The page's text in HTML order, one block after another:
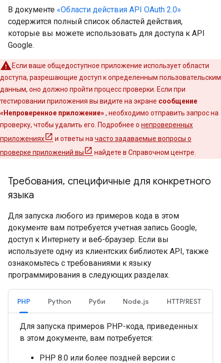
В документе «Области действия API OAuth 2.0»
содержится полный список областей действия,
которые вы можете использовать для доступа к API
Google.
Если ваше общедоступное приложение использует области
доступа, разрешающие доступ к определенным пользовательским
данным, оно должно пройти процесс проверки. Если при
тестировании приложения вы видите на экране сообщение
«Непроверенное приложение», необходимо отправить запрос на
проверку, чтобы удалить его. Подробнее о непроверенных
приложениях
и ответы на часто задаваемые вопросы о
проверке приложений вы
найдете в Справочном центре.
Требования, специфичные для конкретного
языка
Для запуска любого из примеров кода в этом
документе вам потребуется учетная запись Google,
доступ к Интернету и веб-браузер. Если вы
используете одну из клиентских библиотек API, также
ознакомьтесь с требованиями к языку
программирования в следующих разделах.
PHP Python Руби Node.js HTTP/REST
Для запуска примеров PHP-кода, приведенных
в этом документе, вам потребуется:
PHP 8.0 или более поздней версии с